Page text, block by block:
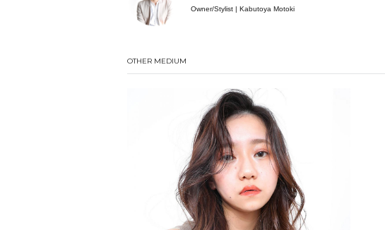
Owner/Stylist | Kabutoya Motoki
OTHER MEDIUM